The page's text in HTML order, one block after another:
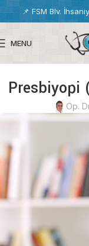
📌 FSM Blv.
MENU
Presbiyopi
Op.